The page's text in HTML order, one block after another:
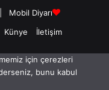
| Mobil Diyarı
Künye İletişim
için çerezleri
bunu kabul